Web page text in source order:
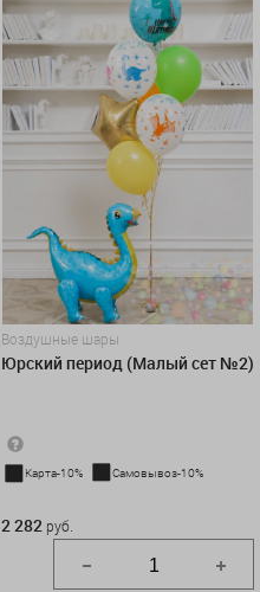
Воздушные шары
Юрский период (Малый сет №2)
Карта-10% Самовывоз-10%
2 282 руб.